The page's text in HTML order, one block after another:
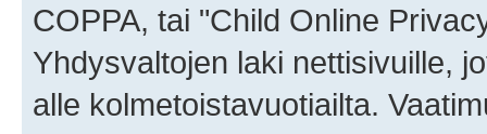
COPPA, tai "Child Online
Yhdysvaltojen laki nettisivuille,
alle kolmetoistavuotiailta.